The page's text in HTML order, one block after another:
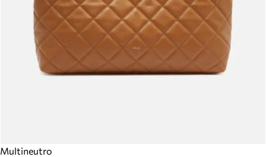
Multineutro